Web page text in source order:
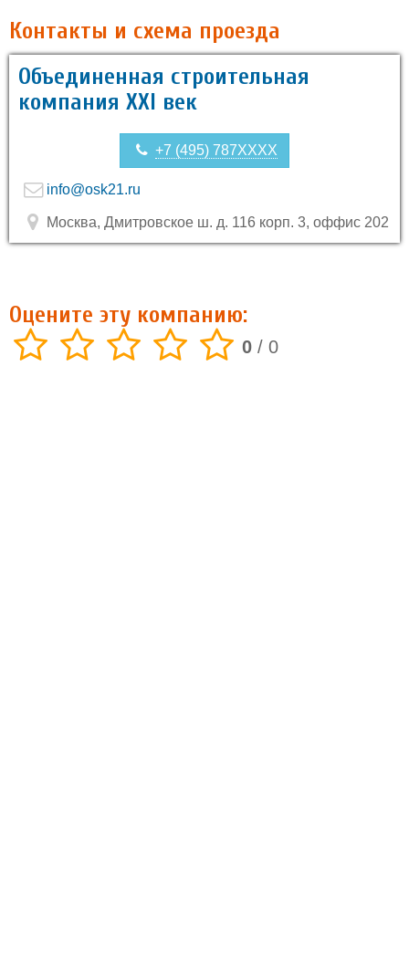
Контакты и схема проезда
Объединенная строительная
компания XXI век
+7 (495) 787XXXX
info@osk21.ru
Москва, Дмитровское ш. д. 116 корп. 3, оффис 202
Оцените эту компанию:
0 / 0